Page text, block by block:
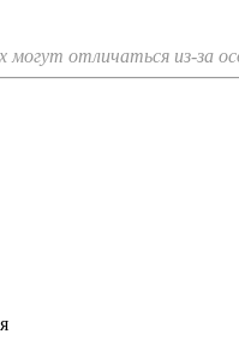
отличаться из-за